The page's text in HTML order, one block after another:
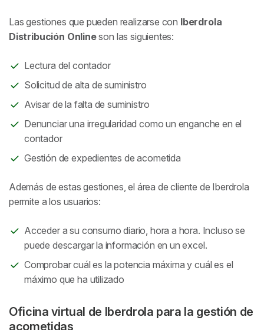
Las gestiones que pueden realizarse con Iberdrola
Distribución Onlineson las siguientes:
Lectura del contador
Solicitud de alta de suministro
Avisar de la falta de suministro
Denunciar una irregularidad como un enganche en el
contador
Gestión de expedientes de acometida
Además de estas gestiones, el área de cliente de Iberdrola
permite a los usuarios:
Acceder a su consumo diario, hora a hora. Incluso se
puede descargar la información en un excel.
Comprobar cuál es la potencia máxima y cuál es el
máximo que ha utilizado
Oficina virtual de Iberdrola para la gestión de
acometidas